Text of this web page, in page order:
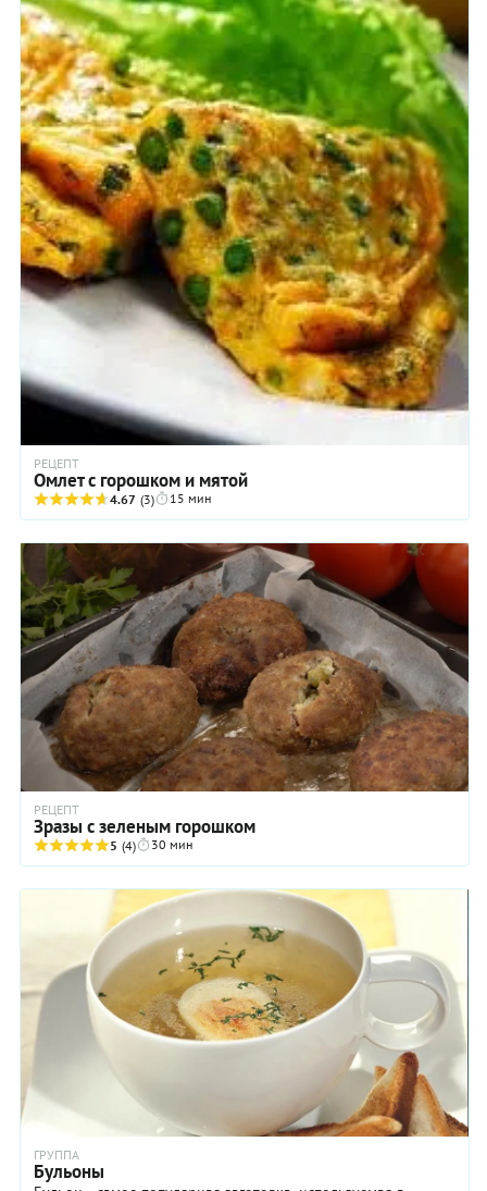
РЕЦЕПТ
Омлет с горошком и мятой
4.67 (3) 15 мин
РЕЦЕПТ
Зразы с зеленым горошком
5 (4) 30 мин
ГРУППА
Бульоны